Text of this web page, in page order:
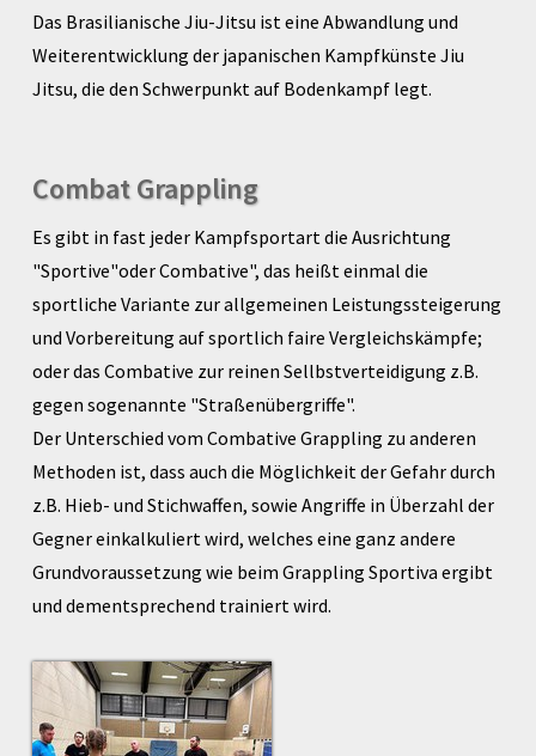
Das Brasilianische Jiu-Jitsu ist eine Abwandlung und
Weiterentwicklung der japanischen Kampfkünste Jiu
Jitsu, die den Schwerpunkt auf Bodenkampf legt.
Combat Grappling
Es gibt in fast jeder Kampfsportart die Ausrichtung
"Sportive"oder Combative", das heißt einmal die
sportliche Variante zur allgemeinen Leistungssteigerung
und Vorbereitung auf sportlich faire Vergleichskämpfe;
oder das Combative zur reinen Sellbstverteidigung z.B.
gegen sogenannte "Straßenübergriffe".
Der Unterschied vom Combative Grappling zu anderen
Methoden ist, dass auch die Möglichkeit der Gefahr durch
z.B. Hieb- und Stichwaffen, sowie Angriffe in Überzahl der
Gegner einkalkuliert wird, welches eine ganz andere
Grundvoraussetzung wie beim Grappling Sportiva ergibt
und dementsprechend trainiert wird.